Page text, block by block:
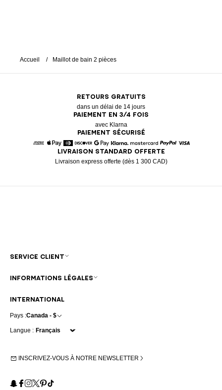
Accueil Maillot de bain 2 pièces
RETOURS GRATUITS
dans un délai de 14 jours
PAIEMENT EN 3/4 FOIS
avec Klarna
PAIEMENT SÉCURISÉ
American Express
Apple Pay
DinersDiscoverGoogle Pay
Klarna Mastercard
LIVRAISON STANDARD OFFERTE
Livraison express offerte (dès 1 300 CAD)
INTERNATIONAL
Pays :Canada - $
Langue :
INSCRIVEZ-VOUS À NOTRE NEWSLETTER
Snapchat
Facebook
Instagram
X Pinterest
TikTok
SERVICE CLIENT
INFORMATIONS LÉGALES